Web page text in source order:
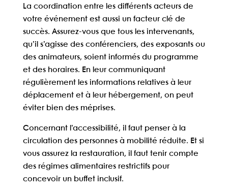
La coordination entre les différents acteursde
votre événement est aussi un facteur clé de
succès. Assurez-vous que tous les intervenants,
qu’il s’agisse des conférenciers, des exposants ou
des animateurs, soient informés du programme
et des horaires. En leur communiquant
régulièrement les informations relatives à leur
déplacement et à leur hébergement, on peut
éviter bien des méprises.
Concernant l’accessibilité, il faut penser à la
circulation des personnes à mobilité réduite. Et si
vous assurez la restauration, il faut tenir compte
des régimes alimentaires restrictifs pour
concevoir un buffet inclusif.